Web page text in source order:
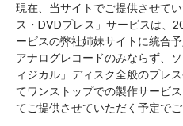
現在、当サイトでご提供させて
ス・DVDプレス」サービスは、
ービスの弊社姉妹サイトに統合
アナログレコードのみならず、
ィジカル」ディスク全般のプレ
てワンストップでの製作サービ
てご提供させていただく予定でご